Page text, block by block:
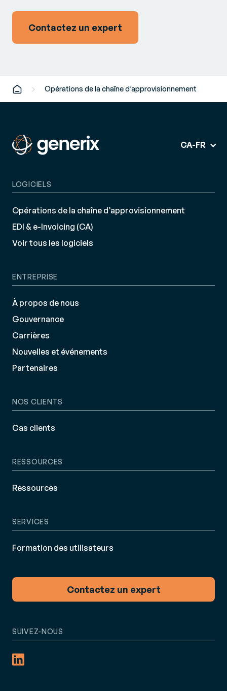
Contactez un expert
Opérations de la chaîne d’approvisionnement
CA-FR
LOGICIELS
Opérations de la chaîne d’approvisionnement
EDI & e-Invoicing (CA)
Voir tous les logiciels
ENTREPRISE
À propos de nous
Gouvernance
Carrières
Nouvelles et événements
Partenaires
NOS CLIENTS
Cas clients
RESSOURCES
Ressources
SERVICES
Formation des utilisateurs
Contactez un expert
SUIVEZ-NOUS